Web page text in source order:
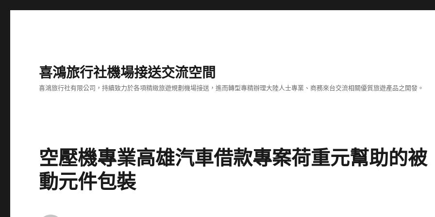
喜鴻旅行社機場接送交流空間
喜鴻旅行社有限公司，持續致力於各項精緻旅遊規劃機場接送，進而轉型專精辦理大陸人士專業、商務來台交流相關優質旅遊產品之開發。
空壓機專業高雄汽車借款專案荷重元幫助的被
動元件包裝